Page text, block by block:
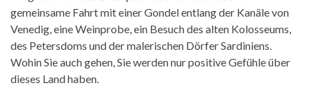
gemeinsame Fahrt mit einer Gondel entlang der Kanäle von
Venedig, eine Weinprobe, ein Besuch des alten Kolosseums,
des Petersdoms und der malerischen Dörfer Sardiniens.
Wohin Sie auch gehen, Sie werden nur positive Gefühle über
dieses Land haben.